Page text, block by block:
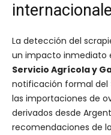
La detección del
un impacto inmediato
Servicio Agrícola y
notificación formal del
las importaciones de
derivados desde
recomendaciones de la